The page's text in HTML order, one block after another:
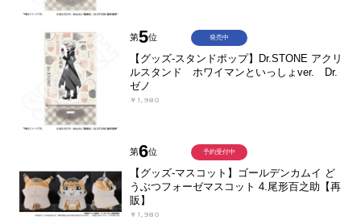
第5位
【グッズ-スタンドポップ】Dr.STONE アクリ
ルスタンド ホワイマンといっしょver. Dr.
ゼノ
￥1,980
発売中
第6位
【グッズ-マスコット】ゴールデンカムイ ど
うぶつフォーゼマスコット 4.尾形百之助【再
販】
￥1,980
予約受付中